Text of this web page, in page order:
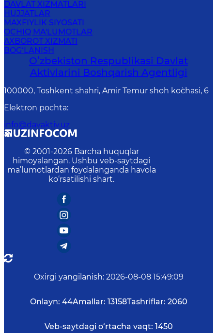
DAVLAT XIZMATLARI
HUJJATLAR
MAXFIYLIK SIYOSATI
OCHIQ MA'LUMOTLAR
AXBOROT XIZMATI
BOG‘LANISH
Oʻzbekiston Respublikasi Davlat
Aktivlarini Boshqarish Agentligi
100000, Toshkent shahri, Amir Temur shoh ko`chasi, 6
Elektron pochta:
info@davaktiv.uz
© 2001-2026 Barcha huquqlar
himoyalangan. Ushbu veb-saytdagi
ma’lumotlardan foydalanganda havola
ko‘rsatilishi shart.
Oxirgi yangilanish: 2026-08-08 15:49:09
Onlayn: 44Amallar: 13158Tashriflar: 2060
Veb-saytdagi o‘rtacha vaqt: 1450